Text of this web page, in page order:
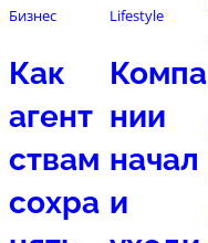
Бизнес
Как
агент
ствам
сохра
Lifestyle
Компа
нии
начал
и